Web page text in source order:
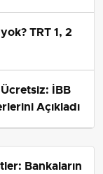
TRT 1, 2
İBB
Açıkladı
Bankaların